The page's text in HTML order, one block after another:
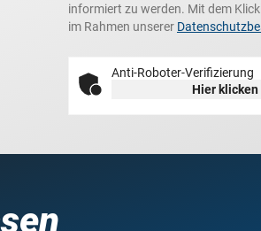
informiert zu werden. Mit dem
im Rahmen unserer
Anti-Roboter-Verifizierung
Hier klicken